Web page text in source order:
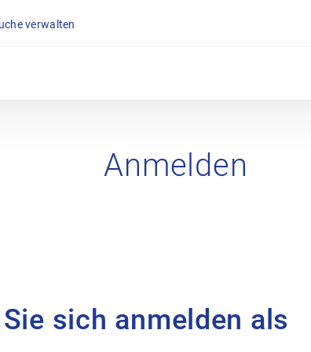
verwalten
Anmelden
sich anmelden als